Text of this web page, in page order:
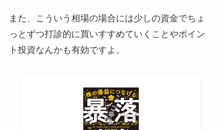
また、こういう相場の場合には少しの資金でちょ
っとずつ打診的に買いすすめていくことやポイン
ト投資なんかも有効ですよ。